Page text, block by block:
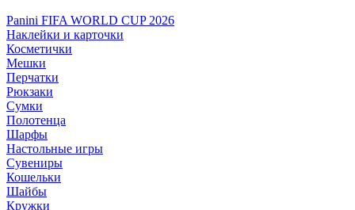
Panini FIFA WORLD CUP 2026
Наклейки и карточки
Косметички
Мешки
Перчатки
Рюкзаки
Сумки
Полотенца
Шарфы
Настольные игры
Сувениры
Кошельки
Шайбы
Кружки